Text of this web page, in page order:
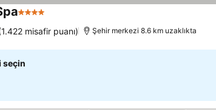
4 Yıldız
misafir puanı) Şehir merkezi 8.6 km uzaklıkta
seçin